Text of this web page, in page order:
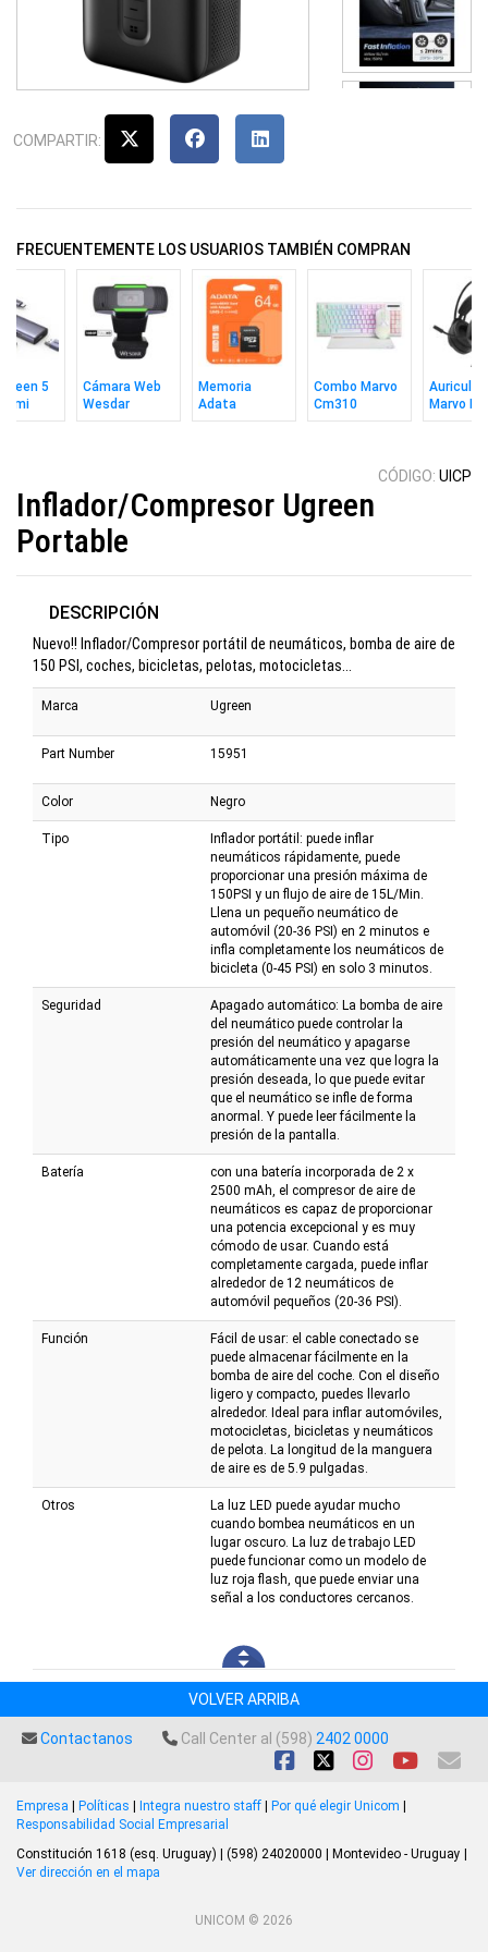
COMPARTIR:
FRECUENTEMENTE LOS USUARIOS TAMBIÉN COMPRAN
5
Cámara Web
Wesdar
W1080
Memoria
Adata
MicroSD 64GB
Combo Marvo
Cm310
Teclado In +
Auricular
Marvo
Akari 30
CÓDIGO: UICP
Inflador/Compresor Ugreen
Portable
DESCRIPCIÓN
Nuevo!! Inflador/Compresor portátil de neumáticos, bomba de aire de
150 PSI, coches, bicicletas, pelotas, motocicletas...
Marca Ugreen
Part Number 15951
Color Negro
Tipo
Inflador portátil: puede inflar
neumáticos rápidamente, puede
proporcionar una presión máxima de
150PSI y un flujo de aire de 15L/Min.
Llena un pequeño neumático de
automóvil (20-36 PSI) en 2 minutos e
infla completamente los neumáticos de
bicicleta (0-45 PSI) en solo 3 minutos.
Seguridad
Apagado automático: La bomba de aire
del neumático puede controlar la
presión del neumático y apagarse
automáticamente una vez que logra la
presión deseada, lo que puede evitar
que el neumático se infle de forma
anormal. Y puede leer fácilmente la
presión de la pantalla.
Batería
con una batería incorporada de 2 x
2500 mAh, el compresor de aire de
neumáticos es capaz de proporcionar
una potencia excepcional y es muy
cómodo de usar. Cuando está
completamente cargada, puede inflar
alrededor de 12 neumáticos de
automóvil pequeños (20-36 PSI).
Función
Fácil de usar: el cable conectado se
puede almacenar fácilmente en la
bomba de aire del coche. Con el diseño
ligero y compacto, puedes llevarlo
alrededor. Ideal para inflar automóviles,
motocicletas, bicicletas y neumáticos
de pelota. La longitud de la manguera
de aire es de 5.9 pulgadas.
Otros
La luz LED puede ayudar mucho
cuando bombea neumáticos en un
lugar oscuro. La luz de trabajo LED
puede funcionar como un modelo de
luz roja flash, que puede enviar una
señal a los conductores cercanos.
VOLVER ARRIBA
Contactanos Call Center al (598) 2402 0000
Empresa | Políticas | Integra nuestro staff | Por qué elegir Unicom |
Responsabilidad Social Empresarial
Constitución 1618 (esq. Uruguay) | (598) 24020000 | Montevideo - Uruguay |
Ver dirección en el mapa
UNICOM © 2026